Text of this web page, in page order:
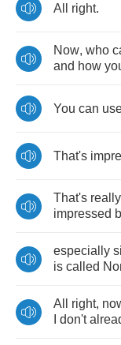
All right.
Now, who
and how
You can
That's
That's really
impressed
especially
is called
All right,
don't